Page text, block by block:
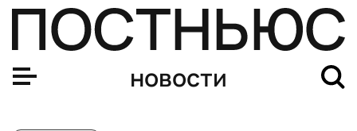
новости
Bloomberg: Трамп принудит Украину к переговорам с